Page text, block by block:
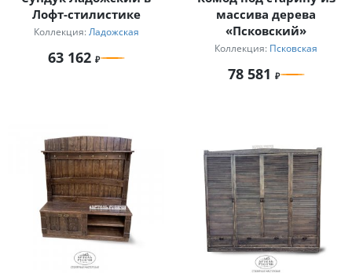
Лофт-стилистике
Коллекция: Ладожская
63 162
массива дерева
«Псковский»
Коллекция: Псковская
78 581